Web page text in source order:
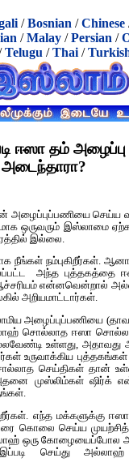
/Bosnian /Chinese
/Malay /Persian /
Telugu /Thai/
ஈஸா தம்
அடைந்தாரா?
அழைப்புப்பணியை செய்ய
ஒருவரும் இஸ்லாமை
இல்லை.
நீங்கள் நம்புகிறீர்கள்.
அந்த புத்தகத்தை
என்னவென்றால்
அறியமாட்டார்கள்.
அழைப்புப்பணியை
சொல்லாத ஈஸா
உள்ளது, அதாவது
உருவாக்கிய புத்தகங்கள்
செய்திகள் தான்
முஸ்லிம்கள் ஷிர்க்
எந்த மக்களுக்கு
கொலை செய்ய
ஒரு கோழையைப்போல
இப்படி செய்து